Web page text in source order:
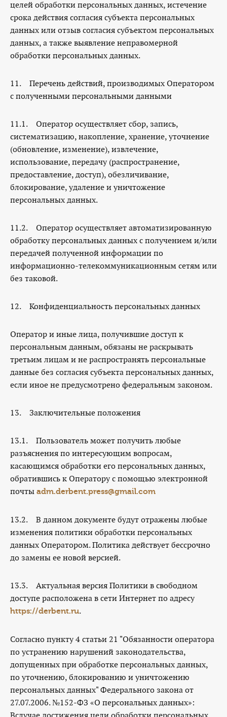
целей обработки персональных данных, истечение
срока действия согласия субъекта персональных
данных или отзыв согласия субъектом персональных
данных, а также выявление неправомерной
обработки персональных данных.
11. Перечень действий, производимых Оператором
с полученными персональными данными
11.1. Оператор осуществляет сбор, запись,
систематизацию, накопление, хранение, уточнение
(обновление, изменение), извлечение,
использование, передачу (распространение,
предоставление, доступ), обезличивание,
блокирование, удаление и уничтожение
персональных данных.
11.2. Оператор осуществляет автоматизированную
обработку персональных данных с получением и/или
передачей полученной информации по
информационно-телекоммуникационным сетям или
без таковой.
12. Конфиденциальность персональных данных
Оператор и иные лица, получившие доступ к
персональным данным, обязаны не раскрывать
третьим лицам и не распространять персональные
данные без согласия субъекта персональных данных,
если иное не предусмотрено федеральным законом.
13. Заключительные положения
13.1. Пользователь может получить любые
разъяснения по интересующим вопросам,
касающимся обработки его персональных данных,
обратившись к Оператору с помощью электронной
почты adm.derbent.press@gmail.com
13.2. В данном документе будут отражены любые
изменения политики обработки персональных
данных Оператором. Политика действует бессрочно
до замены ее новой версией.
13.3. Актуальная версия Политики в свободном
доступе расположена в сети Интернет по адресу
https://derbent.ru.
Согласно пункту 4 статьи 21 "Обязанности оператора
по устранению нарушений законодательства,
допущенных при обработке персональных данных,
по уточнению, блокированию и уничтожению
персональных данных" Федерального закона от
27.07.2006. №152-ФЗ «О персональных данных»: